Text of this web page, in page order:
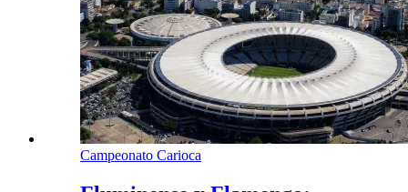
Campeonato Carioca